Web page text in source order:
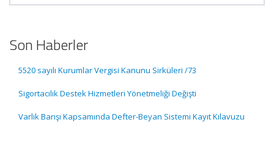
Son Haberler
5520 sayılı Kurumlar Vergisi Kanunu Sirküleri /73
Sigortacılık Destek Hizmetleri Yönetmeliği Değişti
Varlık Barışı Kapsamında Defter-Beyan Sistemi Kayıt Kılavuzu